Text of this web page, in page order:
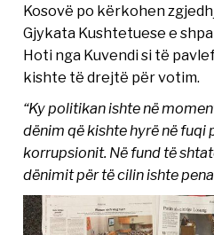
Kosovë po kërkohen
Gjykata Kushtetuese e
Hoti nga Kuvendi si të
kishte të drejtë për votim.
“Ky politikan ishte në
dënim që kishte hyrë në fuqi
korrupsionit. Në fund të
dënimit për të cilin ishte